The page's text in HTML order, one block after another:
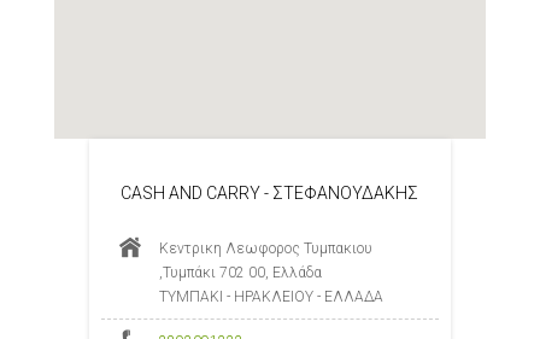
CASH AND CARRY - ΣΤΕΦΑΝΟΥΔΑΚΗΣ
Κεντρικη Λεωφορος Τυμπακιου
,Τυμπάκι 702 00, Ελλάδα
ΤΥΜΠΑΚΙ - ΗΡΑΚΛΕΙΟΥ - ΕΛΛΑΔΑ